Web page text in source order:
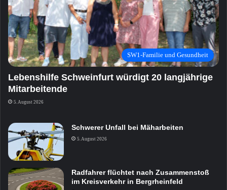
SW1-Familie und Gesundheit
Lebenshilfe Schweinfurt würdigt 20 langjährige
Mitarbeitende
5. August 2026
Schwerer Unfall bei Mäharbeiten
5. August 2026
Radfahrer flüchtet nach Zusammenstoß
im Kreisverkehr in Bergrheinfeld